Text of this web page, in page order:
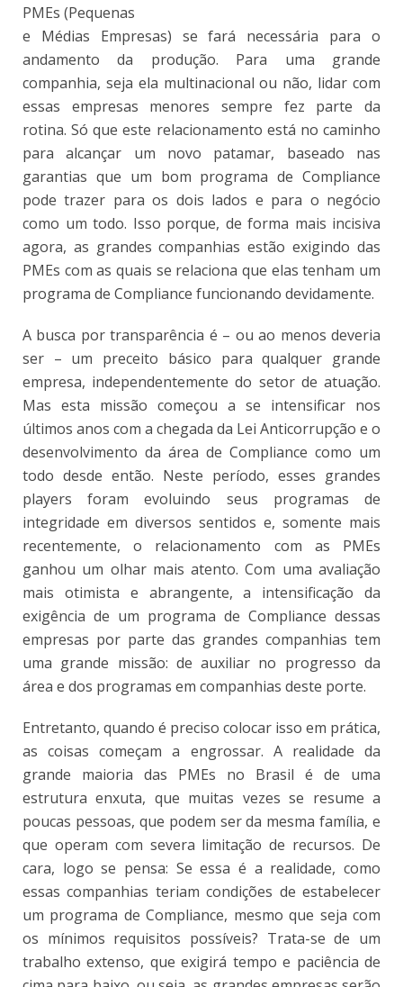
PMEs (Pequenas
e Médias Empresas) se fará necessária para o
andamento da produção. Para uma grande
companhia, seja ela multinacional ou não, lidar com
essas empresas menores sempre fez parte da
rotina. Só que este relacionamento está no caminho
para alcançar um novo patamar, baseado nas
garantias que um bom programa de Compliance
pode trazer para os dois lados e para o negócio
como um todo. Isso porque, de forma mais incisiva
agora, as grandes companhias estão exigindo das
PMEs com as quais se relaciona que elas tenham um
programa de Compliance funcionando devidamente.
A busca por transparência é – ou ao menos deveria
ser – um preceito básico para qualquer grande
empresa, independentemente do setor de atuação.
Mas esta missão começou a se intensificar nos
últimos anos com a chegada da Lei Anticorrupção e o
desenvolvimento da área de Compliance como um
todo desde então. Neste período, esses grandes
players foram evoluindo seus programas de
integridade em diversos sentidos e, somente mais
recentemente, o relacionamento com as PMEs
ganhou um olhar mais atento. Com uma avaliação
mais otimista e abrangente, a intensificação da
exigência de um programa de Compliance dessas
empresas por parte das grandes companhias tem
uma grande missão: de auxiliar no progresso da
área e dos programas em companhias deste porte.
Entretanto, quando é preciso colocar isso em prática,
as coisas começam a engrossar. A realidade da
grande maioria das PMEs no Brasil é de uma
estrutura enxuta, que muitas vezes se resume a
poucas pessoas, que podem ser da mesma família, e
que operam com severa limitação de recursos. De
cara, logo se pensa: Se essa é a realidade, como
essas companhias teriam condições de estabelecer
um programa de Compliance, mesmo que seja com
os mínimos requisitos possíveis? Trata-se de um
trabalho extenso, que exigirá tempo e paciência de